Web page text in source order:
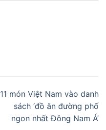
11 món Việt Nam vào danh
sách ‘đồ ăn đường phố
ngon nhất Đông Nam Á’